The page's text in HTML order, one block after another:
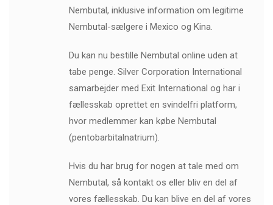
Nembutal, inklusive information om legitime
Nembutal-sælgere i Mexico og Kina.
Du kan nu bestille Nembutal online uden at
tabe penge. Silver Corporation International
samarbejder med Exit International og har i
fællesskab oprettet en svindelfri platform,
hvor medlemmer kan købe Nembutal
(pentobarbitalnatrium).
Hvis du har brug for nogen at tale med om
Nembutal, så kontakt os eller bliv en del af
vores fællesskab. Du kan blive en del af vores